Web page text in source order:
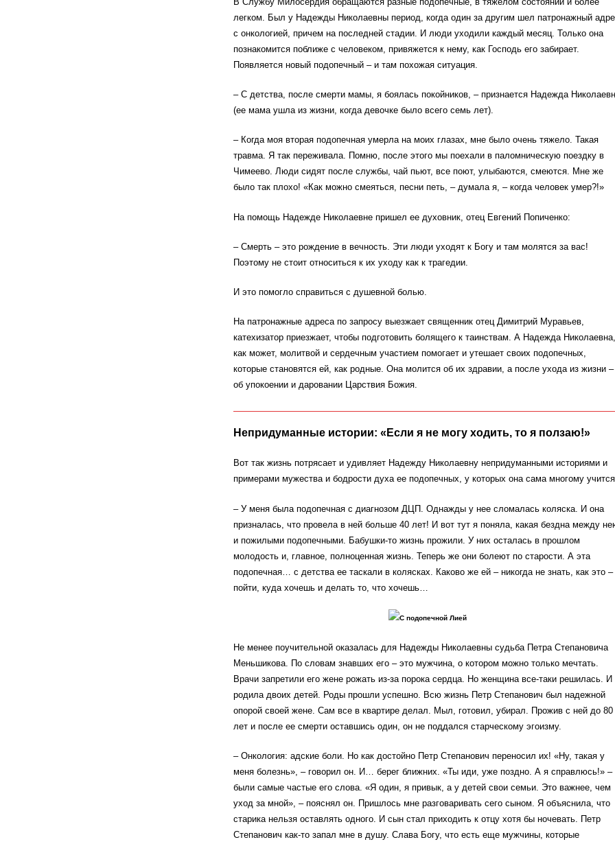
легком. Был у Надежды Николаевны период, когда один за другим шел патронажный
с онкологией, причем на последней стадии. И люди уходили каждый месяц. Только она
познакомится поближе с человеком, привяжется к нему, как Господь его забирает.
Появляется новый подопечный – и там похожая ситуация.
– С детства, после смерти мамы, я боялась покойников, – признается Надежда
(ее мама ушла из жизни, когда девочке было всего семь лет).
– Когда моя вторая подопечная умерла на моих глазах, мне было очень тяжело. Такая
травма. Я так переживала. Помню, после этого мы поехали в паломническую поездку в
Чимеево. Люди сидят после службы, чай пьют, все поют, улыбаются, смеются. Мне же
было так плохо! «Как можно смеяться, песни петь, – думала я, – когда человек умер?!»
На помощь Надежде Николаевне пришел ее духовник, отец Евгений Попиченко:
– Смерть – это рождение в вечность. Эти люди уходят к Богу и там молятся за вас!
Поэтому не стоит относиться к их уходу как к трагедии.
И это помогло справиться с душевной болью.
На патронажные адреса по запросу выезжает священник отец Димитрий Муравьев,
катехизатор приезжает, чтобы подготовить болящего к таинствам. А Надежда Николаевна,
как может, молитвой и сердечным участием помогает и утешает своих подопечных,
которые становятся ей, как родные. Она молится об их здравии, а после ухода из жизни –
об упокоении и даровании Царствия Божия.
Непридуманные истории: «Если я не могу ходить, то я ползаю!»
Вот так жизнь потрясает и удивляет Надежду Николаевну непридуманными историями и
примерами мужества и бодрости духа ее подопечных, у которых она сама многому
– У меня была подопечная с диагнозом ДЦП. Однажды у нее сломалась коляска. И она
призналась, что провела в ней больше 40 лет! И вот тут я поняла, какая бездна между
и пожилыми подопечными. Бабушки-то жизнь прожили. У них осталась в прошлом
молодость и, главное, полноценная жизнь. Теперь же они болеют по старости. А эта
подопечная… с детства ее таскали в колясках. Каково же ей – никогда не знать, как это –
пойти, куда хочешь и делать то, что хочешь…
С подопечной Лией
Не менее поучительной оказалась для Надежды Николаевны судьба Петра Степановича
Меньшикова. По словам знавших его – это мужчина, о котором можно только мечтать.
Врачи запретили его жене рожать из-за порока сердца. Но женщина все-таки решилась. И
родила двоих детей. Роды прошли успешно. Всю жизнь Петр Степанович был надежной
опорой своей жене. Сам все в квартире делал. Мыл, готовил, убирал. Прожив с ней до 80
лет и после ее смерти оставшись один, он не поддался старческому эгоизму.
– Онкология: адские боли. Но как достойно Петр Степанович переносил их! «Ну, такая у
меня болезнь», – говорил он. И… берег ближних. «Ты иди, уже поздно. А я справлюсь!» –
были самые частые его слова. «Я один, я привык, а у детей свои семьи. Это важнее, чем
уход за мной», – пояснял он. Пришлось мне разговаривать сего сыном. Я объяснила, что
старика нельзя оставлять одного. И сын стал приходить к отцу хотя бы ночевать. Петр
Степанович как-то запал мне в душу. Слава Богу, что есть еще мужчины, которые